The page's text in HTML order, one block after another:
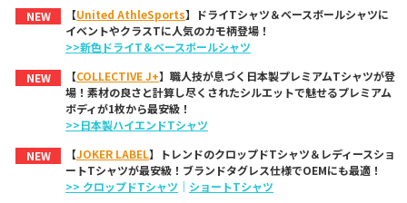
NEW
【United AthleSports】ドライTシャツ＆ベースボールシャツに
イベントやクラスTに人気のカモ柄登場！
>>新色ドライT＆ベースボールシャツ
NEW
【COLLECTIVE J+】職人技が息づく日本製プレミアムTシャツが登
場！素材の良さと計算し尽くされたシルエットで魅せるプレミアム
ボディが1枚から最安級！
>>日本製ハイエンドTシャツ
NEW
【JOKER LABEL】トレンドのクロップドTシャツ＆レディースショ
ートTシャツが最安級！ブランドタグレス仕様でOEMにも最適！
>> クロップドTシャツ ｜ ショートTシャツ